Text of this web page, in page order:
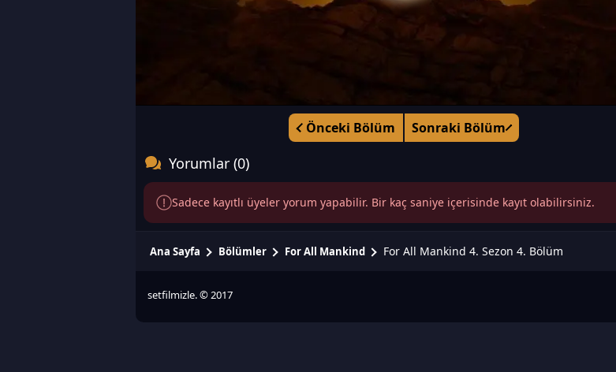
Önceki Bölüm Sonraki Bölüm
Yorumlar (0)
Sadece kayıtlı üyeler yorum yapabilir. Bir kaç saniye içerisinde kayıt olabilirsiniz.
Ana Sayfa Bölümler For All Mankind For All Mankind 4. Sezon 4. Bölüm
setfilmizle. © 2017